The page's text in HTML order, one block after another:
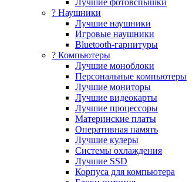
? Наушники
Лучшие наушники
Игровые наушники
Bluetooth-гарнитуры
?️ Компьютеры
Лучшие моноблоки
Персональные компьютеры
Лучшие мониторы
Лучшие видеокарты
Лучшие процессоры
Материнские платы
Оперативная память
Лучшие кулеры
Системы охлаждения
Лучшие SSD
Корпуса для компьютера